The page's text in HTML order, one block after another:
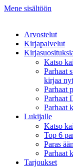
Mene sisältöön
Arvostelut
Kirjapalvelut
Katso
Parhaat
kirjaa
Parhaat
Parhaat
Parhaat
Lukijalle
Katso
Top 6
Paras
Parhaat
Tarjoukset